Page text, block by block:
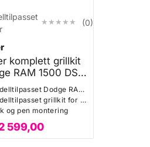
★★★★★
★★★★★ (0)
komplett grillkit
RAM 1500 DS
Modelltilpasset Dodge RAM 1500 DS SERIES-Classic
Modelltilpasset grillkit for en innfelt og skjult montering
og pen montering
599,00